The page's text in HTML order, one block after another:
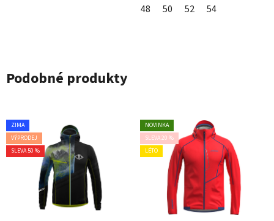
48 50 52 54
Podobné produkty
ZIMA
VÝPRODEJ
SLEVA 50 %
NOVINKA
SLEVA 20 %
LÉTO